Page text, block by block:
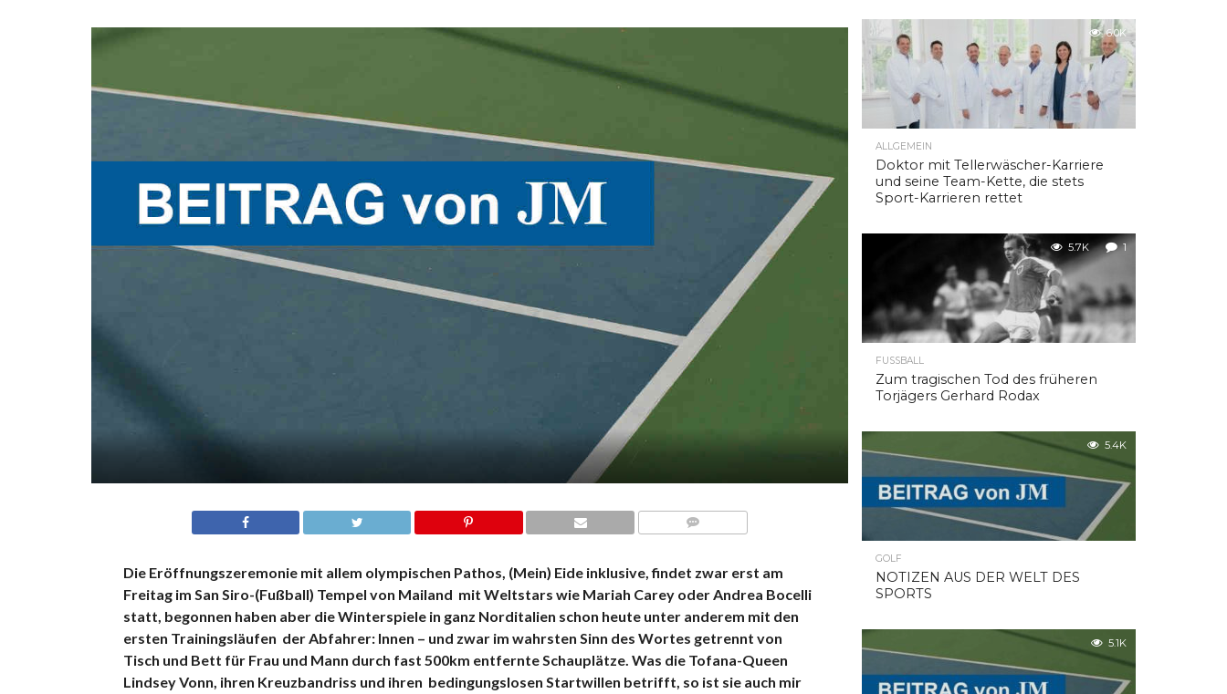
Die Eröffnungszeremonie mit allem olympischen Pathos, (Mein) Eide inklusive, findet zwar erst am
Freitag im San Siro-(Fußball) Tempel von Mailand mit Weltstars wie Mariah Carey oder Andrea Bocelli
statt, begonnen haben aber die Winterspiele in ganz Norditalien schon heute unter anderem mit den
ersten Trainingsläufen der Abfahrer: Innen – und zwar im wahrsten Sinn des Wortes getrennt von
Tisch und Bett für Frau und Mann durch fast 500km entfernte Schauplätze. Was die Tofana-Queen
Lindsey Vonn, ihren Kreuzbandriss und ihren bedingungslosen Startwillen betrifft, so ist sie auch mir
6.0K
ALLGEMEIN
Doktor mit Tellerwäscher-Karriere
und seine Team-Kette, die stets
Sport-Karrieren rettet
5.7K 1
FUSSBALL
Zum tragischen Tod des früheren
Torjägers Gerhard Rodax
5.4K
GOLF
NOTIZEN AUS DER WELT DES
SPORTS
5.1K